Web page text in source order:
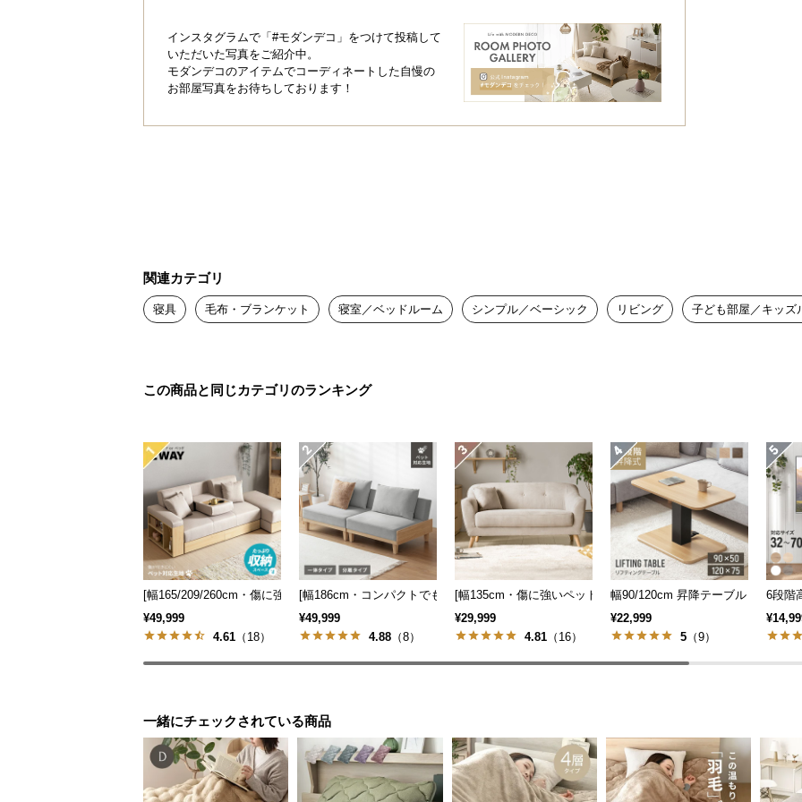
インスタグラムで「#モダンデコ」をつけて投稿して
いただいた写真をご紹介中。
モダンデコのアイテムでコーディネートした自慢の
お部屋写真をお待ちしております！
関連カテゴリ
寝具 毛布・ブランケット 寝室／ベッドルーム シンプル／ベーシック リビング 子ども部屋／キッズ
この商品と同じカテゴリのランキング
[幅165/209/260cm・傷に強いペット対応生地も] 収納付き3人掛け多機能ソファ
¥49,999
4.61 （18）
[幅186cm・コンパクトでも広々] 3人掛けソファベッド リクライニング 天然木フレーム 北欧
¥49,999
4.88 （8）
[幅135cm・傷に強いペット対応生地も] 天然木脚 2人掛けコンパ
¥29,999
4.81 （16）
幅90/120cm 昇降テーブル デスク
¥22,999
5 （9）
6段階
一緒にチェックされている商品